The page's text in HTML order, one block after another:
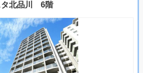
タ北品川 6階